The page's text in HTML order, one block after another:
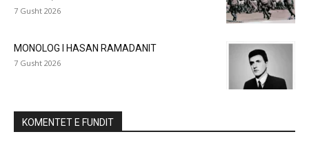
7 Gusht 2026
MONOLOG I HASAN RAMADANIT
7 Gusht 2026
KOMENTET E FUNDIT